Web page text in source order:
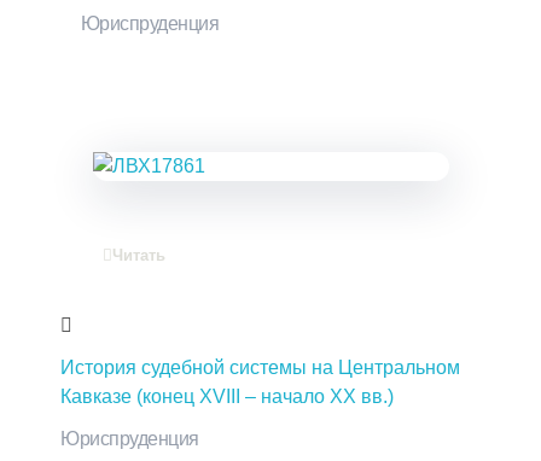
Юриспруденция
История судебной системы на Центральном
Кавказе (конец XVIII – начало XX вв.)
Юриспруденция
Читать